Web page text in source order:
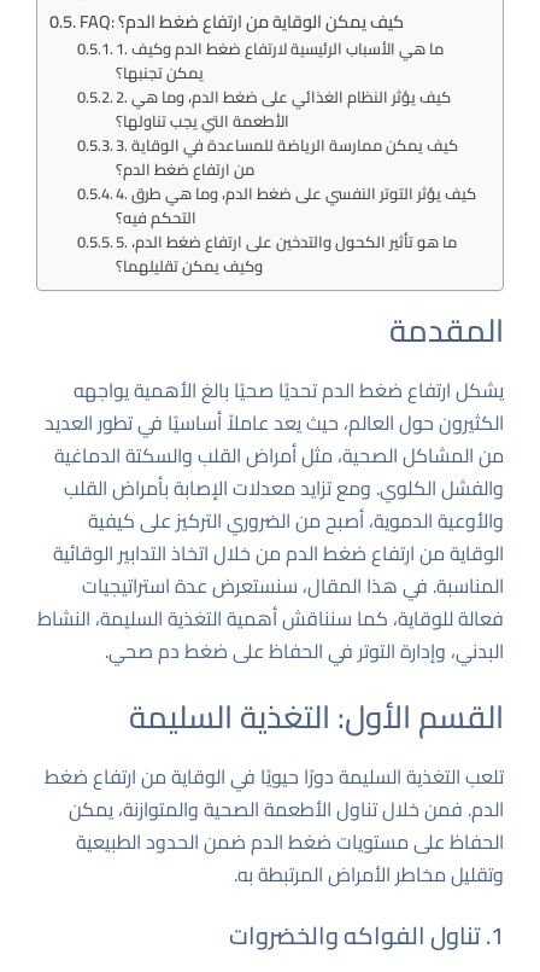
FAQ: كيف يمكن الوقاية من ارتفاع ضغط الدم؟
1. ما هي الأسباب الرئيسية لارتفاع ضغط الدم وكيف
يمكن تجنبها؟
2. كيف يؤثر النظام الغذائي على ضغط الدم، وما هي
الأطعمة التي يجب تناولها؟
3. كيف يمكن ممارسة الرياضة للمساعدة في الوقاية
من ارتفاع ضغط الدم؟
4. كيف يؤثر التوتر النفسي على ضغط الدم، وما هي طرق
التحكم فيه؟
5. ما هو تأثير الكحول والتدخين على ارتفاع ضغط الدم،
وكيف يمكن تقليلهما؟
المقدمة
يشكل ارتفاع ضغط الدم تحديًا صحيًا بالغ الأهمية يواجهه
الكثيرون حول العالم، حيث يعد عاملاً أساسيًا في تطور العديد
من المشاكل الصحية، مثل أمراض القلب والسكتة الدماغية
والفشل الكلوي. ومع تزايد معدلات الإصابة بأمراض القلب
والأوعية الدموية، أصبح من الضروري التركيز على كيفية
الوقاية من ارتفاع ضغط الدم من خلال اتخاذ التدابير الوقائية
المناسبة. في هذا المقال، سنستعرض عدة استراتيجيات
فعالة للوقاية، كما سنناقش أهمية التغذية السليمة، النشاط
البدني، وإدارة التوتر في الحفاظ على ضغط دم صحي.
القسم الأول: التغذية السليمة
تلعب التغذية السليمة دورًا حيويًا في الوقاية من ارتفاع ضغط
الدم. فمن خلال تناول الأطعمة الصحية والمتوازنة، يمكن
الحفاظ على مستويات ضغط الدم ضمن الحدود الطبيعية
وتقليل مخاطر الأمراض المرتبطة به.
1. تناول الفواكه والخضروات